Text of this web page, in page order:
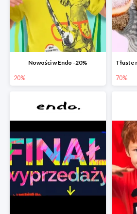
Nowości w Endo -20%
20% 70%